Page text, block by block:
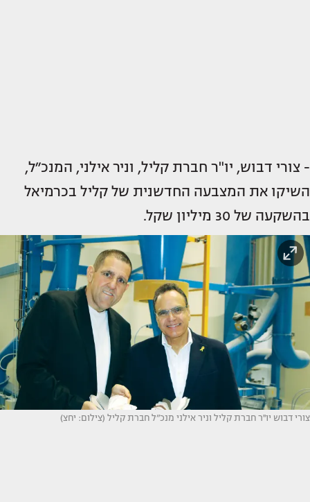
- צורי דבוש, יו"ר חברת קליל, וניר אילני, המנכ״ל,
השיקו את המצבעה החדשנית של קליל בכרמיאל
בהשקעה של 30 מיליון שקל.
צורי דבוש יו''ר חברת קליל וניר אילני מנכ”ל חברת קליל (צילום: יחצ)